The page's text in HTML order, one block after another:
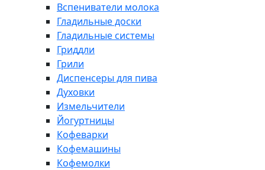
Вспениватели молока
Гладильные доски
Гладильные системы
Гриддли
Грили
Диспенсеры для пива
Духовки
Измельчители
Йогуртницы
Кофеварки
Кофемашины
Кофемолки